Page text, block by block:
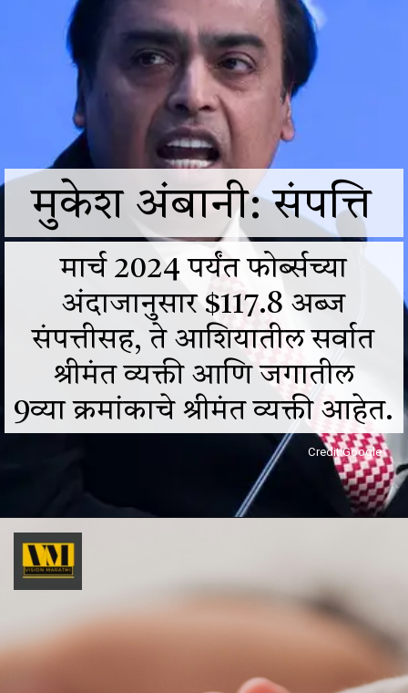
मार्च 2024 पर्यंत फोर्ब्सच्या
अंदाजानुसार $117.8 अब्ज
संपत्तीसह, ते आशियातील सर्वात
श्रीमंत व्यक्ती आणि जगातील
9व्या क्रमांकाचे श्रीमंत व्यक्ती आहेत.
Credit:Google
मुकेश अंबानी: संपत्ति